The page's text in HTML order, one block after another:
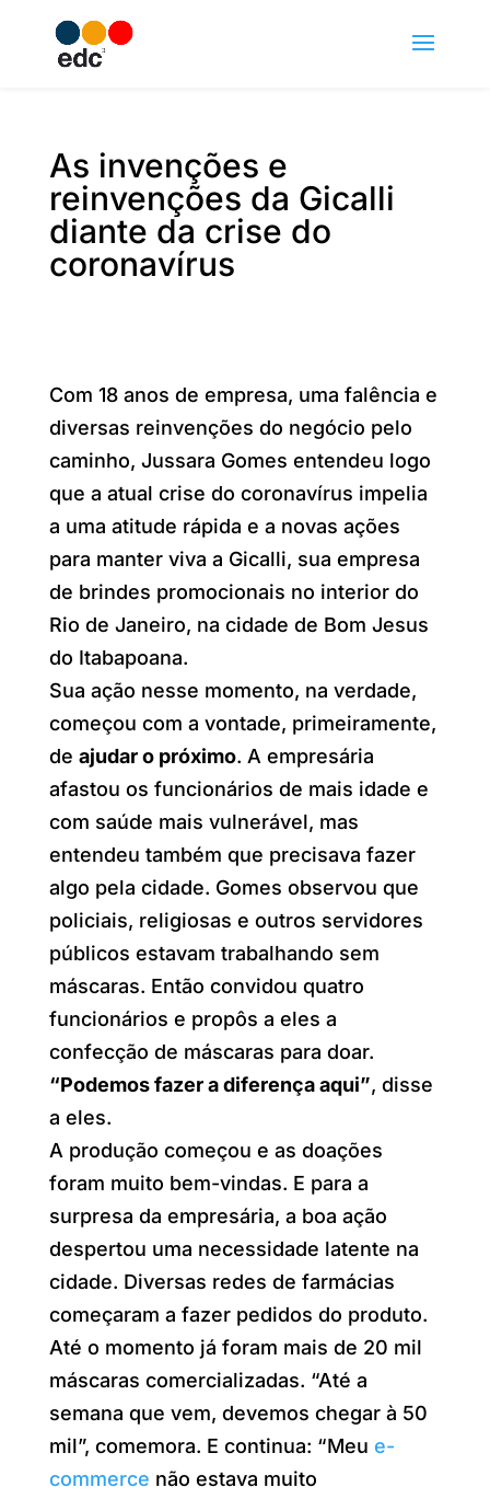
As invenções e
reinvenções da Gicalli
diante da crise do
coronavírus
Com 18 anos de empresa, uma falência e
diversas reinvenções do negócio pelo
caminho, Jussara Gomes entendeu logo
que a atual crise do coronavírus impelia
a uma atitude rápida e a novas ações
para manter viva a Gicalli, sua empresa
de brindes promocionais no interior do
Rio de Janeiro, na cidade de Bom Jesus
do Itabapoana.
Sua ação nesse momento, na verdade,
começou com a vontade, primeiramente,
de ajudar o próximo. A empresária
afastou os funcionários de mais idade e
com saúde mais vulnerável, mas
entendeu também que precisava fazer
algo pela cidade. Gomes observou que
policiais, religiosas e outros servidores
públicos estavam trabalhando sem
máscaras. Então convidou quatro
funcionários e propôs a eles a
confecção de máscaras para doar.
“Podemos fazer a diferença aqui”, disse
a eles.
A produção começou e as doações
foram muito bem-vindas. E para a
surpresa da empresária, a boa ação
despertou uma necessidade latente na
cidade. Diversas redes de farmácias
começaram a fazer pedidos do produto.
Até o momento já foram mais de 20 mil
máscaras comercializadas. “Até a
semana que vem, devemos chegar à 50
mil”, comemora. E continua: “Meu e-
commerce não estava muito